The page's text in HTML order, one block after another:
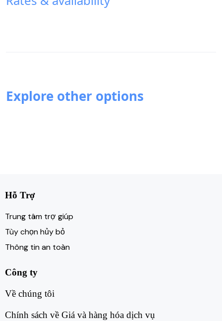
Explore other options
Hỗ Trợ
Trung tâm trợ giúp
Tùy chọn hủy bỏ
Thông tin an toàn
Công ty
Về chúng tôi​
Chính sách về Giá và hàng hóa dịch vụ​